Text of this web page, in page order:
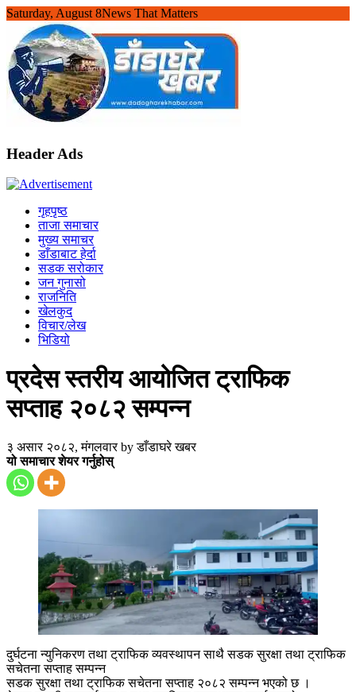
Skip
content
Saturday, August 8News That Matters
Header Ads
गृहपृष्ठ
ताजा समाचार
मुख्य समाचर
डाँडाबाट हेर्दा
सडक सरोकार
जन गुनासो
राजनिति
खेलकुद
विचार/लेख
भिडियो
प्रदेस स्तरीय आयोजित ट्राफिक
सप्ताह २०८२ सम्पन्न
३ असार २०८२, मंगलवारbyडाँडाघरे खबर
यो समाचार शेयर गर्नुहोस्
दुर्घटना न्युनिकरण तथा ट्राफिक व्यवस्थापन साथै सडक सुरक्षा तथा ट्राफिक
सचेतना सप्ताह सम्पन्न
सडक सुरक्षा तथा ट्राफिक सचेतना सप्ताह २०८२ सम्पन्न भएको छ ।